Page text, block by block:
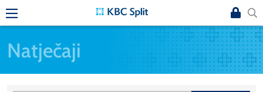
Natječaji